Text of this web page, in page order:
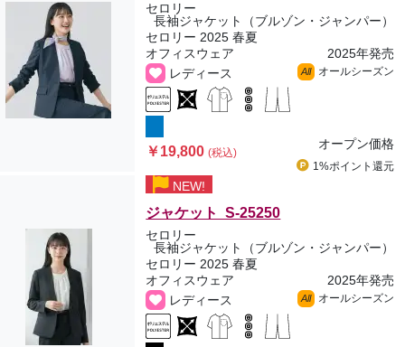
セロリー
長袖ジャケット（ブルゾン・ジャンパー）
セロリー 2025 春夏
オフィスウェア
2025年発売
レディース
All オールシーズン
￥19,800(税込)
オープン価格
1%ポイント 還元
NEW!
ジャケット S-25250
セロリー
長袖ジャケット（ブルゾン・ジャンパー）
セロリー 2025 春夏
オフィスウェア
2025年発売
レディース
All オールシーズン